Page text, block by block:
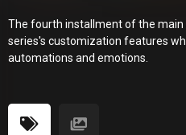
The fourth installment of the
series's customization features
automations and emotions.